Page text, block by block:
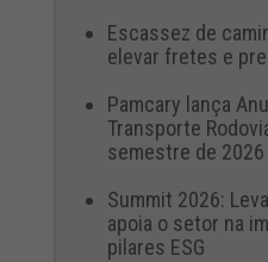
Escassez de
elevar fretes e
Pamcary lança
Transporte
semestre de 2026
Summit 2026:
apoia o setor na
pilares ESG